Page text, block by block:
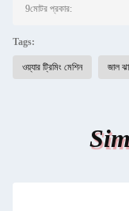
9মোটর প্রকার:
Tags:
ওয়্যার ট্রিমিং মেশিন জাল